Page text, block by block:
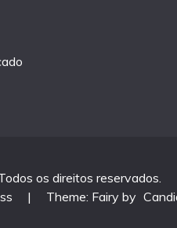
os direitos reservados.
| Theme: Fairy by